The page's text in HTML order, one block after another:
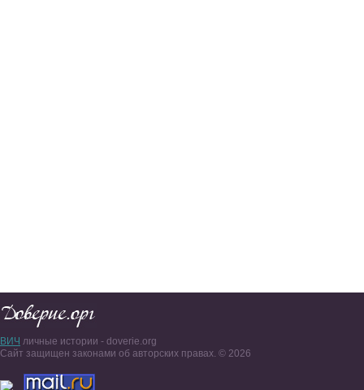
ВИЧ личные истории - doverie.org
Сайт защищен законами об авторских правах. © 2026